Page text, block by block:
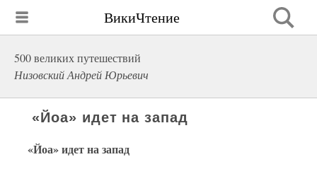
ВикиЧтение
500 великих путешествий
Низовский Андрей Юрьевич
«Йоа» идет на запад
«Йоа» идет на запад